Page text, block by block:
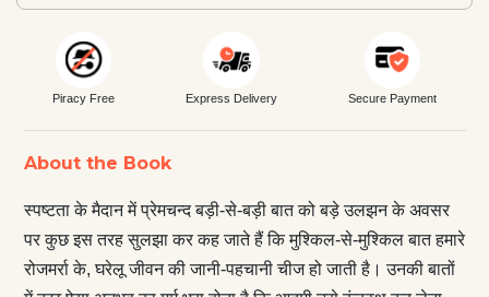
Piracy Free Express Delivery Secure Payment
About the Book
स्पष्टता के मैदान में प्रेमचन्द बड़ी-से-बड़ी बात को बड़े उलझन के अवसर
पर कुछ इस तरह सुलझा कर कह जाते हैं कि मुश्किल-से-मुश्किल बात हमारे
रोजमर्रा के, घरेलू जीवन की जानी-पहचानी चीज हो जाती है। उनकी बातों